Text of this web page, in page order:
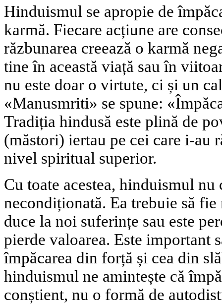
Hinduismul se apropie de
karmă. Fiecare acțiune are
răzbunarea creează o karmă
tine în această viață sau în
nu este doar o virtute, ci și un
«Manusmriti» se spune:
Tradiția hindusă este plină de
(măstori) iertau pe cei care i-au
nivel spiritual superior.
Cu toate acestea, hinduismul nu
necondiționată. Ea trebuie să
duce la noi suferințe sau este
pierde valoarea. Este important
împăcarea din forță și cea din
hinduismul ne amintește că
conștient, nu o formă de